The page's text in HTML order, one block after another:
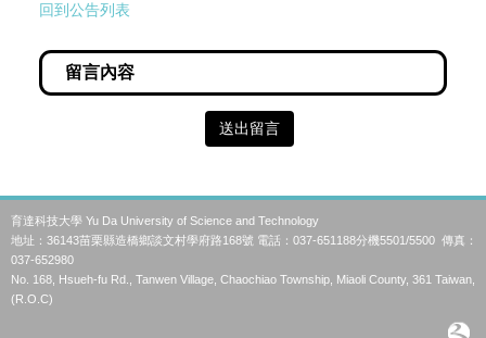
回到公告列表
送出留言
育達科技大學 Yu Da University of Science and Technology
地址：36143苗栗縣造橋鄉談文村學府路168號 電話：037-651188分機5501/5500 傳真：
037-652980
No. 168, Hsueh-fu Rd., Tanwen Village, Chaochiao Township, Miaoli County, 361 Taiwan,
(R.O.C)